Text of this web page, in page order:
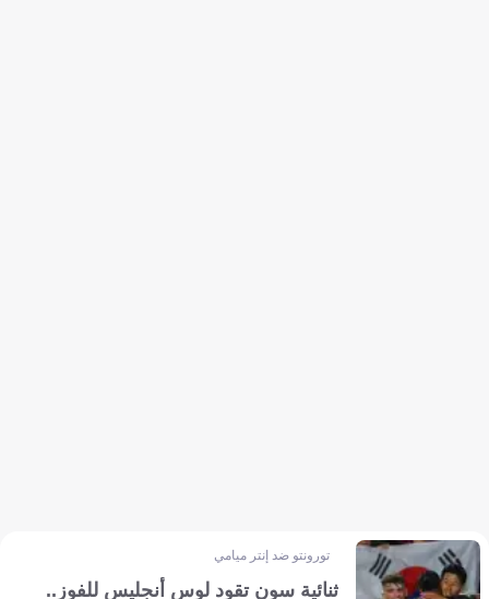
تورونتو ضد إنتر ميامي
ثنائية سون تقود لوس أنجليس للفوز..